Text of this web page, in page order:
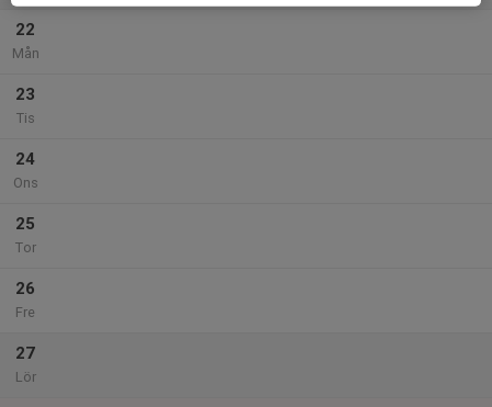
22
Mån
23
Tis
24
Ons
25
Tor
26
Fre
27
Lör